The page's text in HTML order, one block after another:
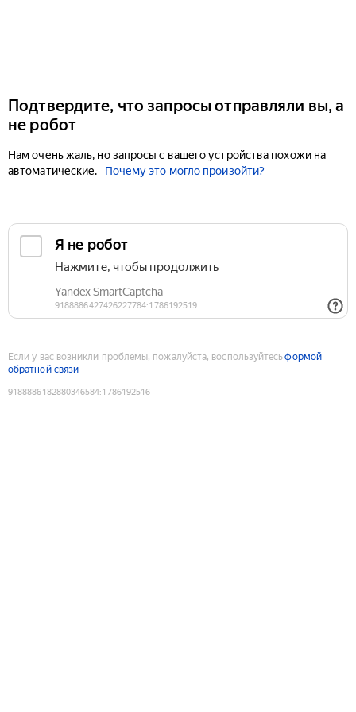
Подтвердите, что запросы отправляли вы, а
не робот
Нам очень жаль, но запросы с вашего устройства похожи на
автоматические.
Почему это могло произойти?
Если у вас возникли проблемы, пожалуйста, воспользуйтесьформой
обратной связи
9188886182880346584:1786192516